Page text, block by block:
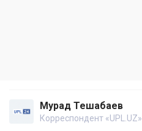
Мурад Тешабаев
Корреспондент «UPL.UZ»